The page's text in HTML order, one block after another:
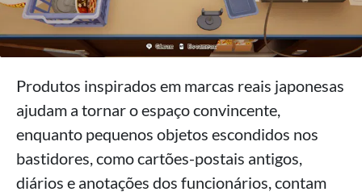
Produtos inspirados em marcas reais japonesas
ajudam a tornar o espaço convincente,
enquanto pequenos objetos escondidos nos
bastidores, como cartões-postais antigos,
diários e anotações dos funcionários, contam